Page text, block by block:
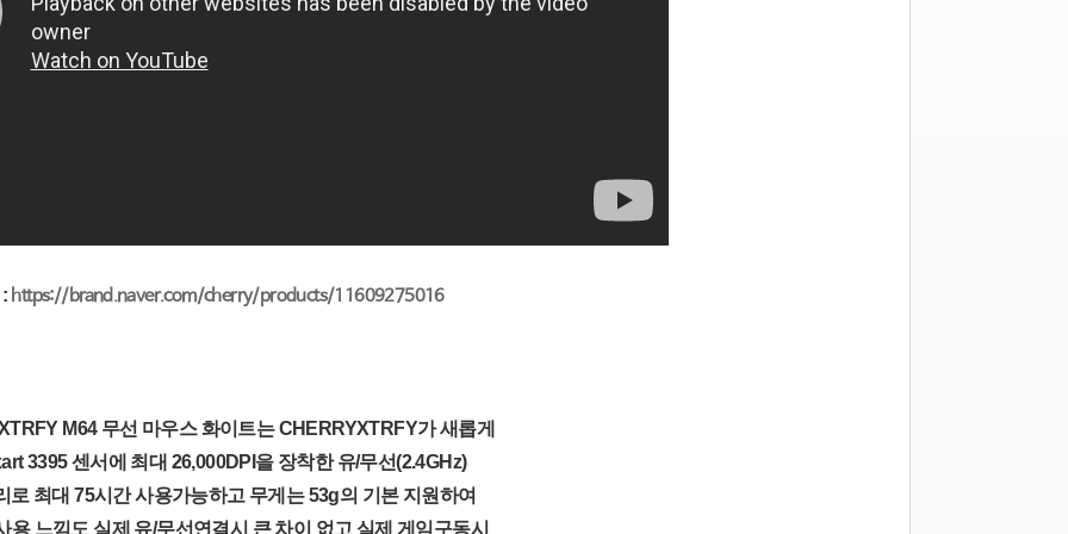
https://brand.naver.com/cherry/products/11609275016
M64 무선 마우스 화이트는 CHERRYXTRFY가 새롭게
3395 센서에 최대 26,000DPI을 장착한 유/무선(2.4GHz)
로 최대 75시간 사용가능하고 무게는 53g의 기본 지원하여
용 느낌도 실제 유/무선연결시 큰 차이 없고 실제 게임구동시